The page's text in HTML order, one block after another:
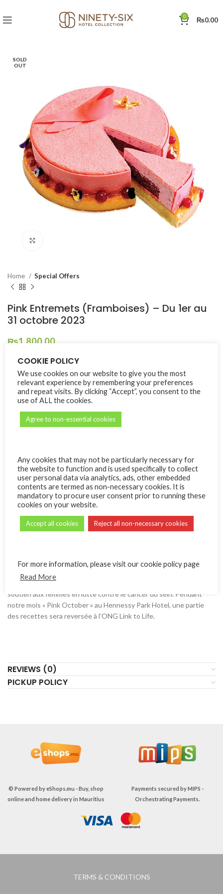
0 ₨0.00
SOLD
OUT
Home Special Offers
Pink Entremets (Framboises) – Du 1er au
31 octobre 2023
₨1,800.00
En octobre, nous vous proposons une expérience gustative aussi
riche que savoureuse qui combine l’acidulé des framboises à la
texture onctueuse de la crème d’amandes sur une base de tarte
croquante. Dégustez ou offrez cet entremets pour dire votre
soutien aux femmes en lutte contre le cancer du sein. Pendant
notre mois « Pink October » au Hennessy Park Hotel, une partie
des recettes sera reversée à l’ONG Link to Life.
Compare Add to wishlist
Category:Special Offers
riche que savoureuse qui combine l’acidulé des framboises à la
croquante. Dégustez ou offrez cet entremets pour dire votre
soutien aux femmes en lutte contre le cancer du sein. Pendant
notre mois « Pink October » au Hennessy Park Hotel, une partie
des recettes sera reversée à l’ONG Link to Life.
REVIEWS (0)
PICKUP POLICY
© Powered byeShops.mu - Buy, shop
online and home delivery in Mauritius
Payments secured byMIPS -
Orchestrating Payments.
TERMS & CONDITIONS
COOKIE POLICY
We use cookies on our website to give you the most
relevant experience by remembering your preferences
and repeat visits. By clicking “Accept”, you consent to the
use of ALL the cookies.
Agree to non-essential cookies
Any cookies that may not be particularly necessary for
the website to function and is used specifically to collect
user personal data via analytics, ads, other embedded
contents are termed as non-necessary cookies. It is
mandatory to procure user consent prior to running these
cookies on your website.
Accept all cookies Reject all non-necessary cookies
For more information, please visit our cookie policy page
Read More